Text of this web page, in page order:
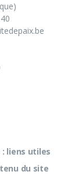
: liens utiles
du site